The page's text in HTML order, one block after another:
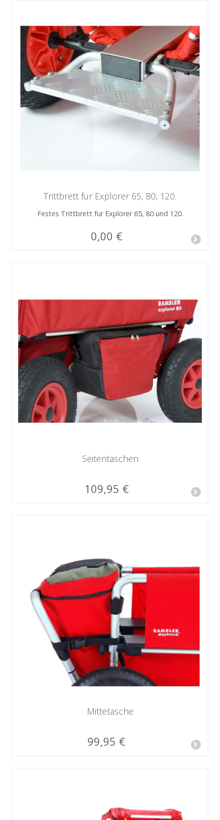
Trittbrett für Explorer 65, 80, 120.
Festes Trittbrett für Explorer 65, 80 und 120.
0,00 €
Seitentaschen
109,95 €
Mittetasche
99,95 €